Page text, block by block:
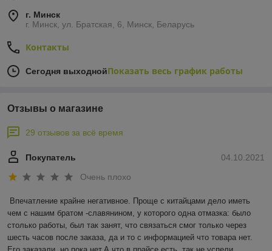
г. Минск
г. Минск, ул. Братская, 6, Минск, Беларусь
Контакты
Сегодня выходнойПоказать весь график работы
Отзывы о магазине
29 отзывов за всё время
04.10.2021
Покупатель
Очень плохо
Впечатление крайне негативное. Проще с китайцами дело иметь
чем с нашим братом -славянином, у которого одна отмазка: было
столько работы, был так занят, что связаться смог только через
шесть часов после заказа, да и то с информацией что товара нет.